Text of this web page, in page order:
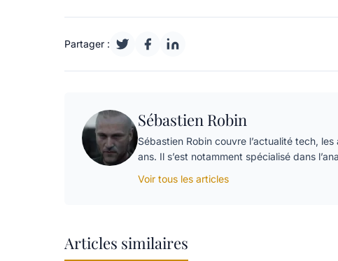
Partager :
Sébastien Robin
Sébastien Robin couvre l’actualité tech,
ans. Il s’est notamment spécialisé dans
Voir tous les articles
Articles similaires